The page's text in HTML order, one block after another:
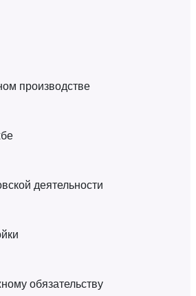
производстве
деятельности
обязательству